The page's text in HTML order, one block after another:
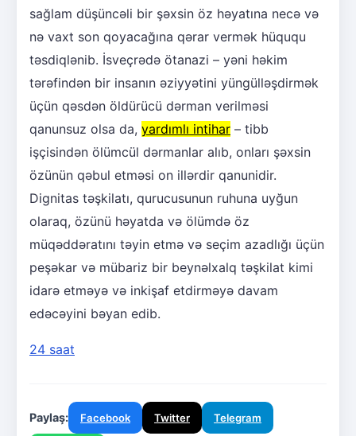
sağlam düşüncəli bir şəxsin öz həyatına necə və
nə vaxt son qoyacağına qərar vermək hüququ
təsdiqlənib. İsveçrədə ötanazi – yəni həkim
tərəfindən bir insanın əziyyətini yüngülləşdirmək
üçün qəsdən öldürücü dərman verilməsi
qanunsuz olsa da, yardımlı intihar – tibb
işçisindən ölümcül dərmanlar alıb, onları şəxsin
özünün qəbul etməsi on illərdir qanunidir.
Dignitas təşkilatı, qurucusunun ruhuna uyğun
olaraq, özünü həyatda və ölümdə öz
müqəddəratını təyin etmə və seçim azadlığı üçün
peşəkar və mübariz bir beynəlxalq təşkilat kimi
idarə etməyə və inkişaf etdirməyə davam
edəcəyini bəyan edib.
24 saat
Paylaş: Facebook Twitter Telegram